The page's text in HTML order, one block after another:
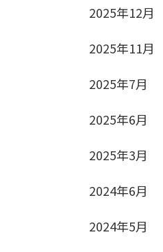
2025年12月
2025年11月
2025年7月
2025年6月
2025年3月
2024年6月
2024年5月